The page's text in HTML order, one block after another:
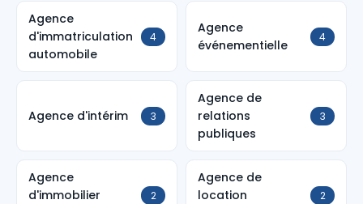
Agence
d'immatriculation
automobile
4
Agence
événementielle
4
Agence d'intérim 3
Agence de
relations
publiques
3
Agence
d'immobilier
2
Agence de
location
2